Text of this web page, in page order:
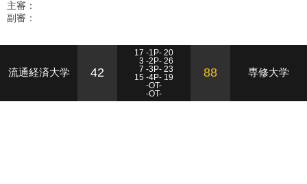
主審：
副審：
流通経済大学 42
17 -1P- 20
3 -2P- 26
7 -3P- 23
15 -4P- 19
-OT-
-OT-
88 専修大学